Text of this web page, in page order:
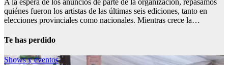
A la espera de los anuncios de parte de la organización, repasamos
quiénes fueron los artistas de las últimas seis ediciones, tanto en
elecciones provinciales como nacionales. Mientras crece la…
Te has perdido
Shows y eventos